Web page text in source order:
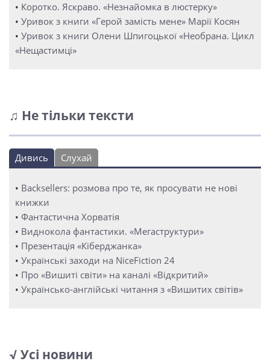
• Коротко. Яскраво. «Незнайомка в люстерку»
• Уривок з книги «Герой замість мене» Марії Косян
• Уривок з книги Олени Шпигоцької «Необрана. Цикл
«Нещастимці»
♫ Не тільки тексти
Дивись Слухай
• Backsellers: розмова про те, як просувати не нові
книжки
• Фантастична Хорватія
• Виднокола фантастики. «Мегаструктури»
• Презентація «Кіберджанка»
• Українські заходи на NiceFiction 24
• Про «Вишиті світи» на каналі «Відкритий»
• Українсько-англійські читання з «Вишитих світів»
√ Усі новини